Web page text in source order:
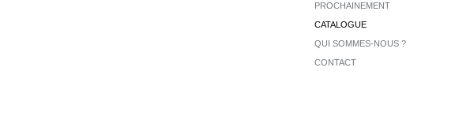
PROCHAINEMENT
CATALOGUE
QUI SOMMES-NOUS ?
CONTACT